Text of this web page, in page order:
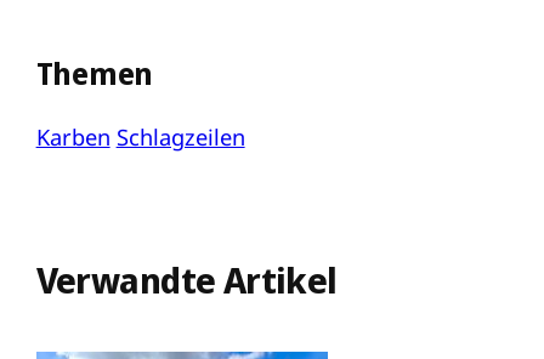
Themen
Karben Schlagzeilen
Verwandte Artikel